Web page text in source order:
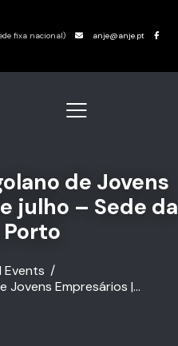
fixa nacional) anje@anje.pt
de Jovens
julho – Sede da
Porto
Events
Jovens Empresários |...